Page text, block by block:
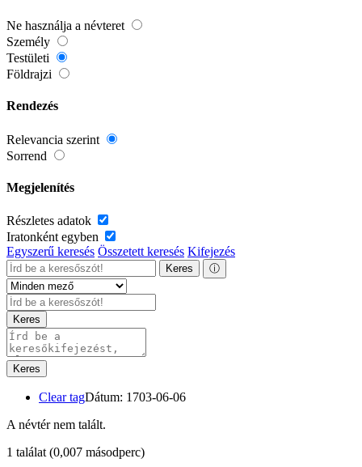
Ne használja a névteret
Személy
Testületi
Földrajzi
Rendezés
Relevancia szerint
Sorrend
Megjelenítés
Részletes adatok
Iratonként egyben
Egyszerű keresés Összetett keresés Kifejezés
Keres ⓘ
Keres
Keres
Clear tagDátum: 1703-06-06
A névtér nem talált.
1 találat (0,007 másodperc)